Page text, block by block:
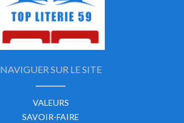
NAVIGUER SUR LE SITE
VALEURS
SAVOIR-FAIRE